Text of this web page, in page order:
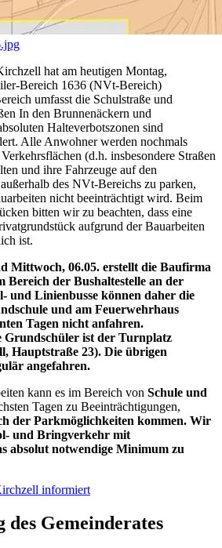
hat am heutigen Montag,
Bereich 1636 (NVt-Bereich)
umfasst die Schulstraße und
In den Brunnenäckern und
Halteverbotszonen sind
Alle Anwohner werden nochmals
(d.h. insbesondere Straßen
und ihre Fahrzeuge auf den
des NVt-Bereichs zu parken,
nicht beeinträchtigt wird. Beim
bitten wir zu beachten, dass eine
aufgrund der Bauarbeiten
ist.
Mittwoch, 06.05. erstellt die Baufirma
Bereich der Bushaltestelle an der
und Linienbusse können daher die
und am Feuerwehrhaus
Tagen nicht anfahren.
Grundschüler ist der Turnplatz
Hauptstraße 23). Die übrigen
angefahren.
kann es im Bereich von Schule und
Tagen zu Beeinträchtigungen,
der Parkmöglichkeiten kommen. Wir
und Bringverkehr mit
absolut notwendige Minimum zu
informiert
des Gemeinderates